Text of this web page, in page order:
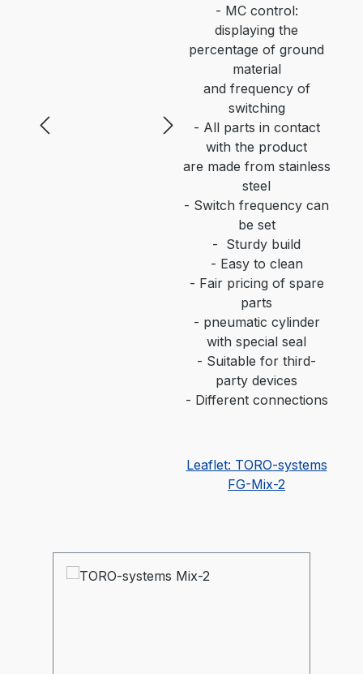
- MC control:
displaying the
percentage of ground
material
and frequency of
switching
- All parts in contact
with the product
are made from stainless
steel
- Switch frequency can
be set
- Sturdy build
- Easy to clean
- Fair pricing of spare
parts
- pneumatic cylinder
with special seal
- Suitable for third-
party devices
- Different connections
Leaflet: TORO-systems
FG-Mix-2